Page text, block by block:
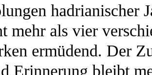
hadrianischer
mehr als vier
ermüdend. Der
Erinnerung bleibt